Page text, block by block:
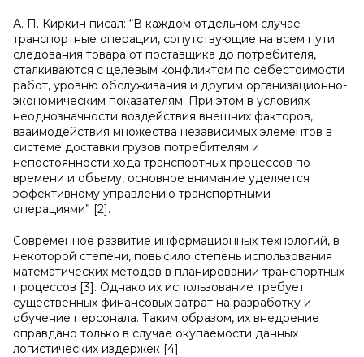
А. П. Киркин писал: “В каждом отдельном случае
транспортные операции, сопутствующие на всем пути
следования товара от поставщика до потребителя,
сталкиваются с целевым конфликтом по себестоимости
работ, уровню обслуживания и другим организационно-
экономическим показателям. При этом в условиях
неоднозначности воздействия внешних факторов,
взаимодействия множества независимых элементов в
системе доставки грузов потребителям и
непостоянности хода транспортных процессов по
времени и объему, основное внимание уделяется
эффективному управлению транспортными
операциями” [2].
Современное развитие информационных технологий, в
некоторой степени, повысило степень использования
математических методов в планировании транспортных
процессов [3]. Однако их использование требует
существенных финансовых затрат на разработку и
обучение персонала. Таким образом, их внедрение
оправдано только в случае окупаемости данных
логистических издержек [4].